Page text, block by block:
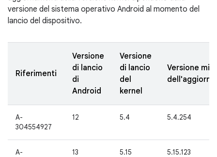
versione del sistema operativo Android al momento del
lancio del dispositivo.
Riferimenti
Versione
di lancio
di
Android
Versione
di lancio
del
kernel
Versione
A-
304554927
12 5.4 5.4.254
A-
13 5.15 5.15.123